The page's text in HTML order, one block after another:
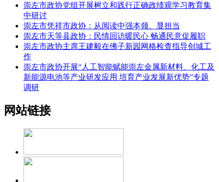
崇左市政协党组开展树立和践行正确政绩观学习教育集
中研讨
崇左市凭祥市政协：从阅读中强本领、显担当
崇左市天等县政协：民情回访暖民心 畅通民意促履职
崇左市政协主席王建毅在佛子新园网格检查指导创城工
作
崇左市政协开展“人工智能赋能崇左金属新材料、化工及
新能源电池等产业研发应用 培育产业发展新优势”专题
调研
网站链接